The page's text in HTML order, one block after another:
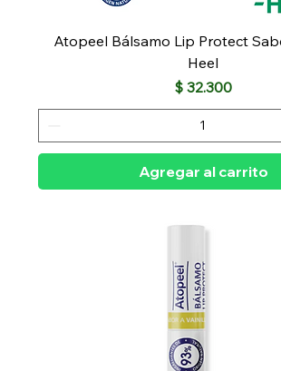
Atopeel Bálsamo Lip Protect
Heel
Precio
$ 32.300
Agregar al carrito